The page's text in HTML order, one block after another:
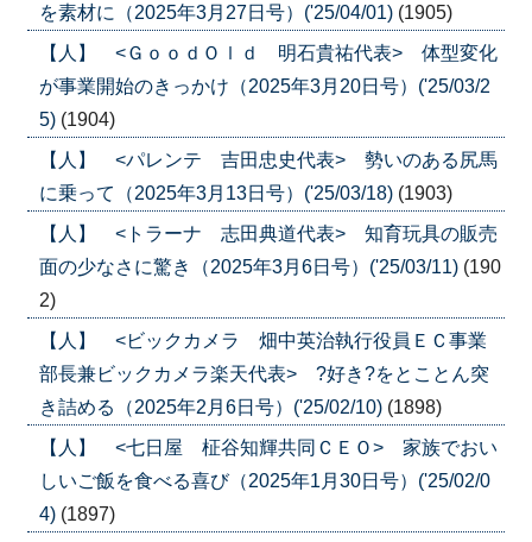
を素材に（2025年3月27日号）('25/04/01) (1905)
【人】 <ＧｏｏｄＯｌｄ 明石貴祐代表> 体型変化
が事業開始のきっかけ（2025年3月20日号）('25/03/2
5) (1904)
【人】 <パレンテ 吉田忠史代表> 勢いのある尻馬
に乗って（2025年3月13日号）('25/03/18) (1903)
【人】 <トラーナ 志田典道代表> 知育玩具の販売
面の少なさに驚き（2025年3月6日号）('25/03/11) (190
2)
【人】 <ビックカメラ 畑中英治執行役員ＥＣ事業
部長兼ビックカメラ楽天代表> ?好き?をとことん突
き詰める（2025年2月6日号）('25/02/10) (1898)
【人】 <七日屋 柾谷知輝共同ＣＥＯ> 家族でおい
しいご飯を食べる喜び（2025年1月30日号）('25/02/0
4) (1897)